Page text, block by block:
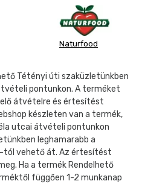
Naturfood
Tétényi úti szaküzletünkben
pontunkon. A terméket
átvételre és értesítést
készleten van a termék,
utcai átvételi pontunkon
leghamarabb a
tól vehető át. Az értesítést
Ha a termék Rendelhető
függően 1-2 munkanap